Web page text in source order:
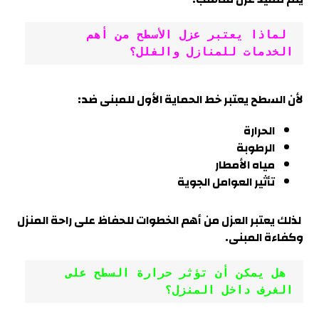
الخدمات للمنازل والفلل؟
لأن السطح يعتبر خط الحماية الأول للمبنى ضد:
الحرارة
الرطوبة
مياه الأمطار
تأثير العوامل الجوية
لذلك يعتبر العزل من أهم الخطوات للحفاظ على راحة المنزل
وكفاءة المبنى.
هل يمكن أن تؤثر حرارة السطح على
الغرف داخل المنزل؟